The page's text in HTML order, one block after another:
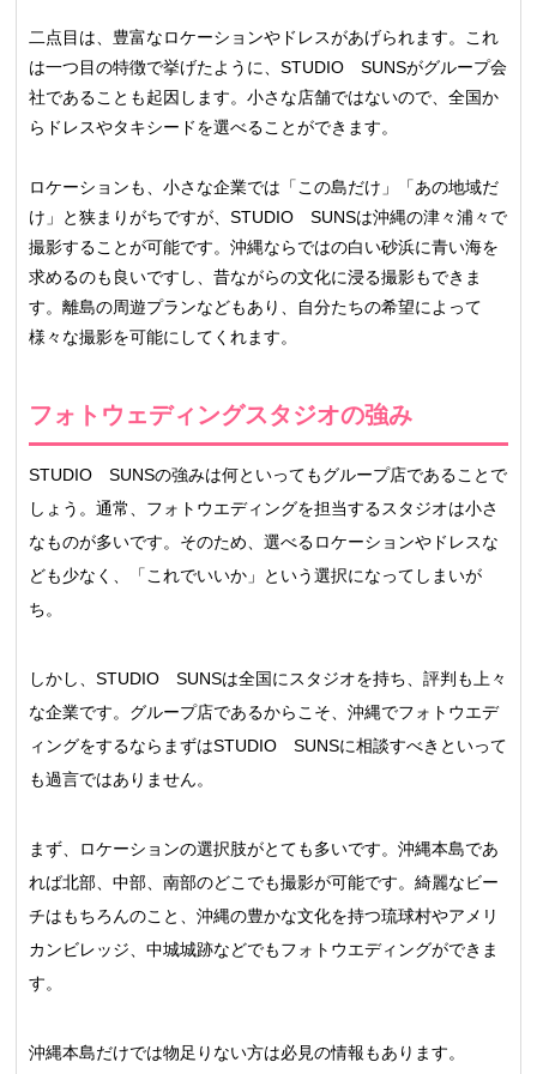
二点目は、豊富なロケーションやドレスがあげられます。これ
は一つ目の特徴で挙げたように、STUDIO SUNSがグループ会
社であることも起因します。小さな店舗ではないので、全国か
らドレスやタキシードを選べることができます。
ロケーションも、小さな企業では「この島だけ」「あの地域だ
け」と狭まりがちですが、STUDIO SUNSは沖縄の津々浦々で
撮影することが可能です。沖縄ならではの白い砂浜に青い海を
求めるのも良いですし、昔ながらの文化に浸る撮影もできま
す。離島の周遊プランなどもあり、自分たちの希望によって
様々な撮影を可能にしてくれます。
フォトウェディングスタジオの強み
STUDIO SUNSの強みは何といってもグループ店であることで
しょう。通常、フォトウエディングを担当するスタジオは小さ
なものが多いです。そのため、選べるロケーションやドレスな
ども少なく、「これでいいか」という選択になってしまいが
ち。
しかし、STUDIO SUNSは全国にスタジオを持ち、評判も上々
な企業です。グループ店であるからこそ、沖縄でフォトウエデ
ィングをするならまずはSTUDIO SUNSに相談すべきといって
も過言ではありません。
まず、ロケーションの選択肢がとても多いです。沖縄本島であ
れば北部、中部、南部のどこでも撮影が可能です。綺麗なビー
チはもちろんのこと、沖縄の豊かな文化を持つ琉球村やアメリ
カンビレッジ、中城城跡などでもフォトウエディングができま
す。
沖縄本島だけでは物足りない方は必見の情報もあります。